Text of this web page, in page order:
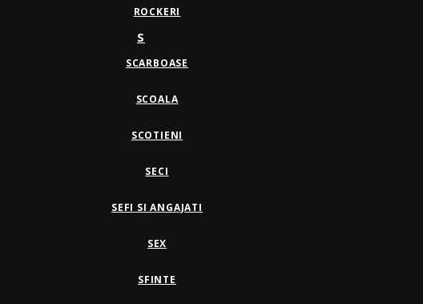
ROCKERI
S
SCARBOASE
SCOALA
SCOTIENI
SECI
SEFI SI ANGAJATI
SEX
SFINTE